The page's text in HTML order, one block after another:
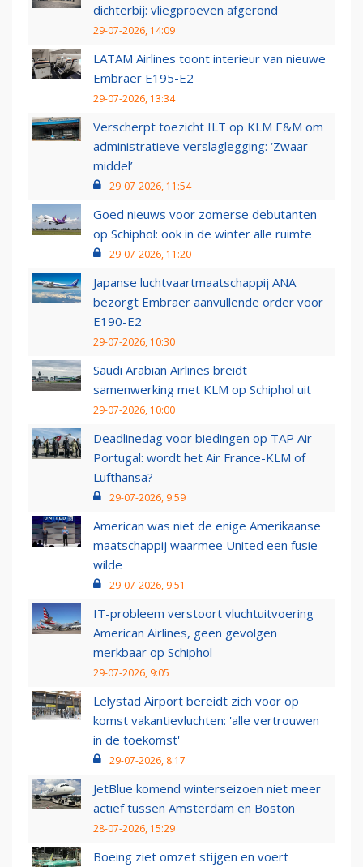
dichterbij: vliegproeven afgerond
29-07-2026, 14:09
LATAM Airlines toont interieur van nieuwe
Embraer E195-E2
29-07-2026, 13:34
Verscherpt toezicht ILT op KLM E&M om
administratieve verslaglegging: ‘Zwaar
middel’
29-07-2026, 11:54
Goed nieuws voor zomerse debutanten
op Schiphol: ook in de winter alle ruimte
29-07-2026, 11:20
Japanse luchtvaartmaatschappij ANA
bezorgt Embraer aanvullende order voor
E190-E2
29-07-2026, 10:30
Saudi Arabian Airlines breidt
samenwerking met KLM op Schiphol uit
29-07-2026, 10:00
Deadlinedag voor biedingen op TAP Air
Portugal: wordt het Air France-KLM of
Lufthansa?
29-07-2026, 9:59
American was niet de enige Amerikaanse
maatschappij waarmee United een fusie
wilde
29-07-2026, 9:51
IT-probleem verstoort vluchtuitvoering
American Airlines, geen gevolgen
merkbaar op Schiphol
29-07-2026, 9:05
Lelystad Airport bereidt zich voor op
komst vakantievluchten: 'alle vertrouwen
in de toekomst'
29-07-2026, 8:17
JetBlue komend winterseizoen niet meer
actief tussen Amsterdam en Boston
28-07-2026, 15:29
Boeing ziet omzet stijgen en voert